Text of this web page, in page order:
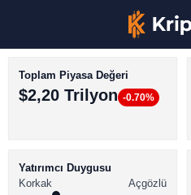
BİTCOİN HABERLERİ
Toplam Piyasa Değeri
$2,20 Trilyon -0.70%
Yatırımcı Duygusu
Korkak
Açgözlü